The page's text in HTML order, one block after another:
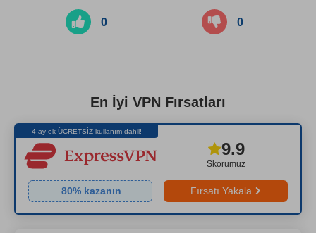
0 0
En İyi VPN Fırsatları
4 ay ek ÜCRETSİZ kullanım dahil!
Skorumuz
9.9
80% kazanın Fırsatı Yakala